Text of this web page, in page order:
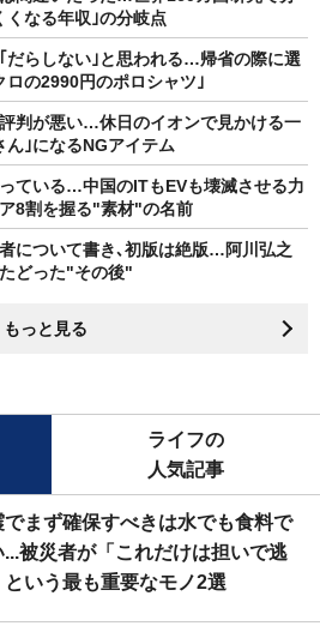
くなる年収｣の分岐点
だらしない｣と思われる…帰省の際に選
ロの2990円のポロシャツ｣
判が悪い…休日のイオンで見かける一
｣になるNGアイテム
ている…中国のITもEVも壊滅させる力
8割を握る"素材"の名前
について書き､初版は絶版…阿川弘之
どった"その後"
もっと見る
ライフの
人気記事
でまず確保すべきは水でも食料で
...被災者が「これだけは担いで逃
という最も重要なモノ2選